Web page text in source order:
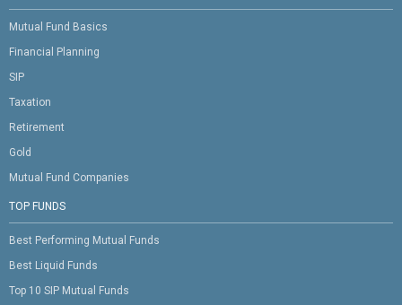
Mutual Fund Basics
Financial Planning
SIP
Taxation
Retirement
Gold
Mutual Fund Companies
TOP FUNDS
Best Performing Mutual Funds
Best Liquid Funds
Top 10 SIP Mutual Funds